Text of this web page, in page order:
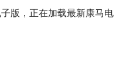
版，正在加载最新康马电